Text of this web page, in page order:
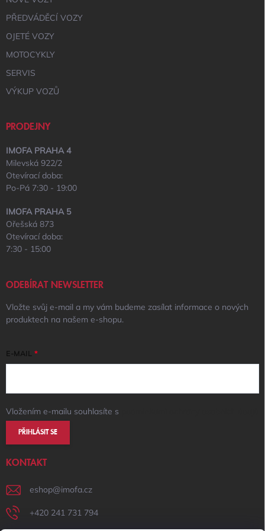
PŘEDVÁDĚCÍ VOZY
OJETÉ VOZY
MOTOCYKLY
SERVIS
VÝKUP VOZŮ
PRODEJNY
IMOFA PRAHA 4
Milevská 922/2
Otevírací doba:
Po-Pá 7:30 - 19:00
IMOFA PRAHA 5
Ořešská 873
Otevírací doba:
7:30 - 15:00
ODEBÍRAT NEWSLETTER
Vložte svůj e-mail a my vám budeme zasílat informace o nových
produktech na našem e-shopu.
E-MAIL
Vložením e-mailu souhlasíte s
PŘIHLÁSIT SE
KONTAKT
eshop@imofa.cz
+420 241 731 794